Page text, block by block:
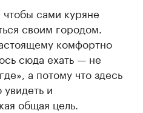
сами куряне
своим городом.
комфортно
сюда ехать — не
а потому что здесь
увидеть и
общая цель.